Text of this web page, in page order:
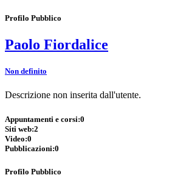
Profilo Pubblico
Paolo Fiordalice
Non definito
Descrizione non inserita dall'utente.
Appuntamenti e corsi:0
Siti web:2
Video:0
Pubblicazioni:0
Profilo Pubblico